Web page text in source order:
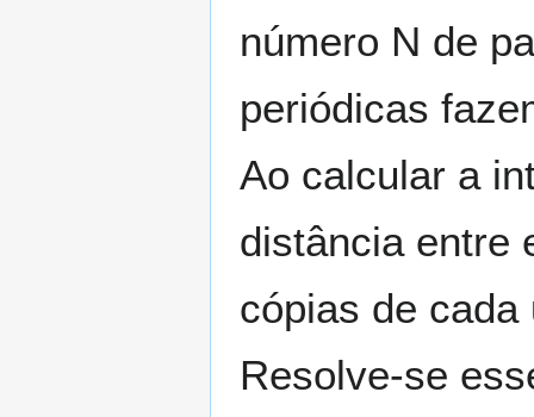
número N de
periódicas
Ao calcular a
distância entre
cópias de
Resolve-se